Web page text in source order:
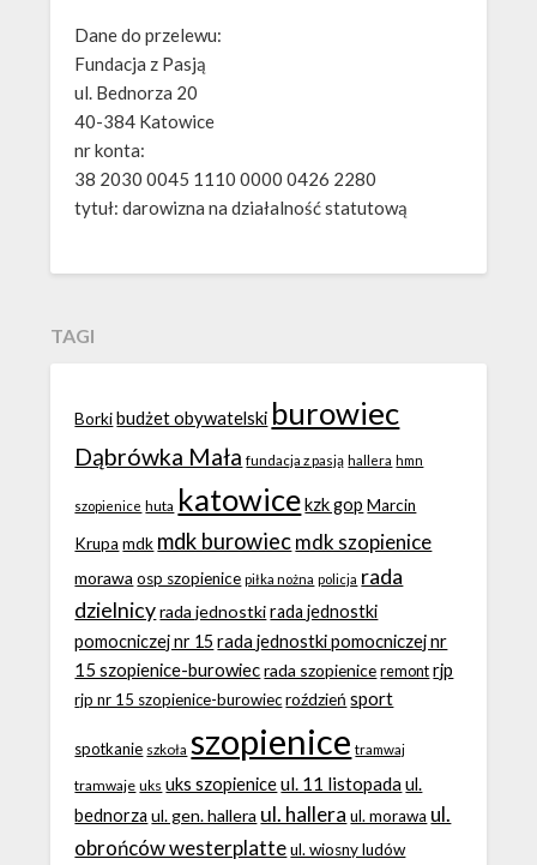
Dane do przelewu:
Fundacja z Pasją
ul. Bednorza 20
40-384 Katowice
nr konta:
38 2030 0045 1110 0000 0426 2280
tytuł: darowizna na działalność statutową
TAGI
Borki budżet obywatelski burowiec
Dąbrówka Mała fundacja z pasją hallera hmn
szopienice huta katowice kzk gop Marcin
Krupa mdk mdk burowiecmdk szopienice
morawa osp szopienice piłka nożna policja rada
dzielnicy rada jednostki rada jednostki
pomocniczej nr 15 rada jednostki pomocniczej nr
15 szopienice-burowiec rada szopienice remont rjp
rjp nr 15 szopienice-burowiec roździeń sport
spotkanie szkoła szopienice tramwaj
tramwaje uks uks szopienice ul. 11 listopada ul.
bednorza ul. gen. hallera ul. hallera ul. morawa ul.
obrońców westerplatte ul. wiosny ludów